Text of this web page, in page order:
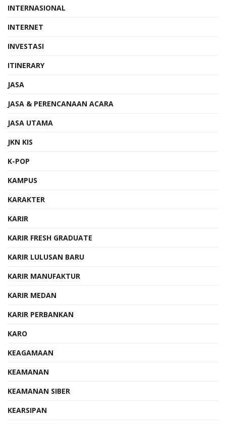
INTERNASIONAL
INTERNET
INVESTASI
ITINERARY
JASA
JASA & PERENCANAAN ACARA
JASA UTAMA
JKN KIS
K-POP
KAMPUS
KARAKTER
KARIR
KARIR FRESH GRADUATE
KARIR LULUSAN BARU
KARIR MANUFAKTUR
KARIR MEDAN
KARIR PERBANKAN
KARO
KEAGAMAAN
KEAMANAN
KEAMANAN SIBER
KEARSIPAN